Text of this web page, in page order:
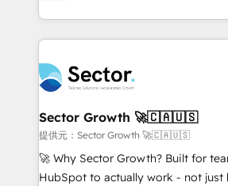
HubSpot que automatizam tarefas
empresas em 13 países utilizam a
a maior parceira da HubSpot na
líder no ranking global de sucesso
HubSpot.
complex CRM migrations,
integrations, custom CMS portal
businesses. Our teams are based in North America
and APAC. We are HubSpot's top-ranked Advanced
Implementation Certified Partner
to their advisory council. We strive to do 'good work
with good people' and have worked
brands. You can see some of them
Sector Growth 🚀🇨🇦🇺🇸
提供元：Sector Growth 🚀🇨🇦🇺🇸
🚀 Why Sector Growth? Built for
HubSpot to actually work - not just